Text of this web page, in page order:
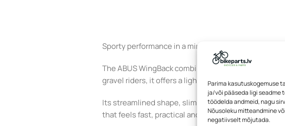
Parima kasutuskogemuse
ja/või pääseda ligi seadme
töödelda andmeid, nagu
Nõusoleku mitteandmine
negatiivselt mõjutada.
Sporty performance in a minimalist design
The ABUS WingBack combines a clean, modern
gravel riders, it offers a lightweight and
Its streamlined shape, slim profile and sporty
that feels fast, practical and effortless to wear